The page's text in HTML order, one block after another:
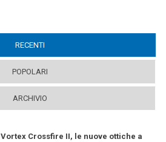
RECENTI
POPOLARI
ARCHIVIO
Vortex Crossfire II, le nuove ottiche a